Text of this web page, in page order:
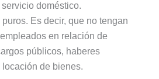
doméstico.
Es decir, que no tengan
en relación de
públicos, haberes
de bienes.